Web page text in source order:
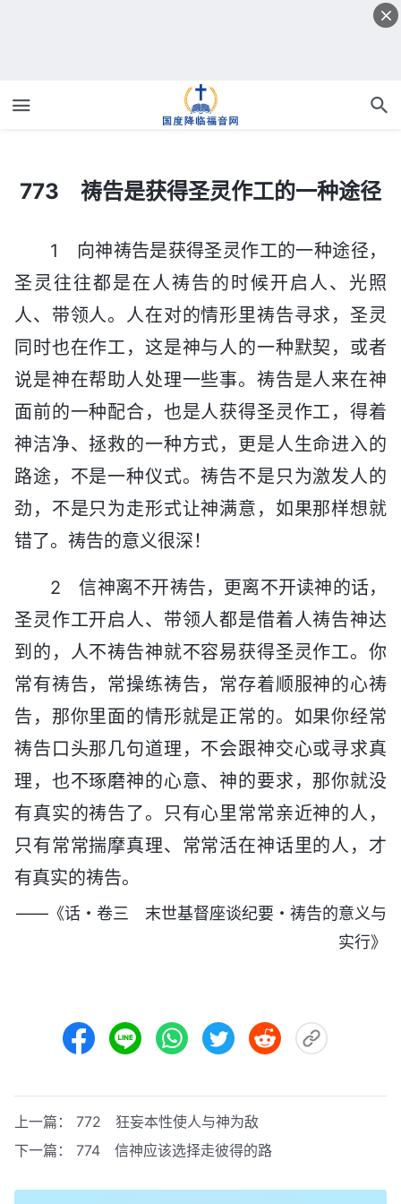
773 祷告是获得圣灵作工的一种途径
773 祷告是获得圣灵作工的一种途径
1 向神祷告是获得圣灵作工的一种途径，
圣灵往往都是在人祷告的时候开启人、光照
人、带领人。人在对的情形里祷告寻求，圣灵
同时也在作工，这是神与人的一种默契，或者
说是神在帮助人处理一些事。祷告是人来在神
面前的一种配合，也是人获得圣灵作工，得着
神洁净、拯救的一种方式，更是人生命进入的
路途，不是一种仪式。祷告不是只为激发人的
劲，不是只为走形式让神满意，如果那样想就
错了。祷告的意义很深！
2 信神离不开祷告，更离不开读神的话，
圣灵作工开启人、带领人都是借着人祷告神达
到的，人不祷告神就不容易获得圣灵作工。你
常有祷告，常操练祷告，常存着顺服神的心祷
告，那你里面的情形就是正常的。如果你经常
祷告口头那几句道理，不会跟神交心或寻求真
理，也不琢磨神的心意、神的要求，那你就没
有真实的祷告了。只有心里常常亲近神的人，
只有常常揣摩真理、常常活在神话里的人，才
有真实的祷告。
——《话・卷三 末世基督座谈纪要・祷告的意义与
实行》
上一篇： 772 狂妄本性使人与神为敌
下一篇： 774 信神应该选择走彼得的路